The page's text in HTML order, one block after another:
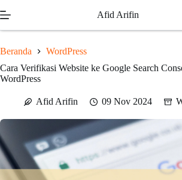
to
Afid Arifin
Beranda
WordPress
Cara Verifikasi Website ke Google Search
WordPress
Afid Arifin 09 Nov 2024